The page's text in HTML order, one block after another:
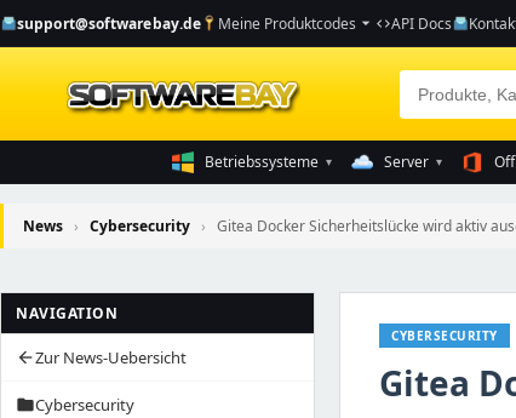
support@softwarebay.de Meine Produktcodes arrow_drop_down codeAPI Docs
Betriebssysteme ▾ Server ▾
News › Cybersecurity › Gitea Docker Sicherheitslücke wird aktiv
NAVIGATION
arrow_backZur News-Uebersicht
folderCybersecurity
CYBERSECURITY
Gitea